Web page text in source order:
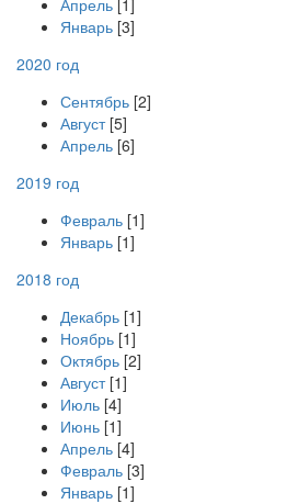
Апрель [1]
Январь [3]
2020 год
Сентябрь [2]
Август[5]
Апрель [6]
2019 год
Февраль [1]
Январь [1]
2018 год
Декабрь [1]
Ноябрь [1]
Октябрь [2]
Август[1]
Июль [4]
Июнь [1]
Апрель [4]
Февраль [3]
Январь [1]